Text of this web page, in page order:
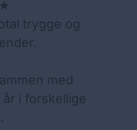
trygge og
med
i forskellige